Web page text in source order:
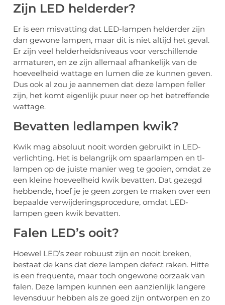
Zijn LED helderder?
Er is een misvatting dat LED-lampen helderder zijn
dan gewone lampen, maar dit is niet altijd het geval.
Er zijn veel helderheidsniveaus voor verschillende
armaturen, en ze zijn allemaal afhankelijk van de
hoeveelheid wattage en lumen die ze kunnen geven.
Dus ook al zou je aannemen dat deze lampen feller
zijn, het komt eigenlijk puur neer op het betreffende
wattage.
Bevatten ledlampen kwik?
Kwik mag absoluut nooit worden gebruikt in LED-
verlichting. Het is belangrijk om spaarlampen en tl-
lampen op de juiste manier weg te gooien, omdat ze
een kleine hoeveelheid kwik bevatten. Dat gezegd
hebbende, hoef je je geen zorgen te maken over een
bepaalde verwijderingsprocedure, omdat LED-
lampen geen kwik bevatten.
Falen LED’s ooit?
Hoewel LED’s zeer robuust zijn en nooit breken,
bestaat de kans dat deze lampen defect raken. Hitte
is een frequente, maar toch ongewone oorzaak van
falen. Deze lampen kunnen een aanzienlijk langere
levensduur hebben als ze goed zijn ontworpen en zo